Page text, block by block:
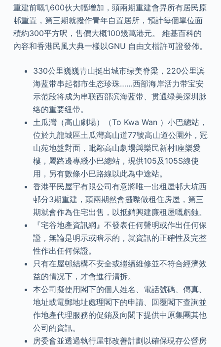
重建前嘅1,600伙大幅增加，頭兩期重建會畀所有居民原
邨重置，第三期就撥作青年自置居所，預計每個單位面
積約300平方呎，售價大概100幾萬港元。 維基百科的
內容和香港民風大典一樣以GNU 自由文檔許可證發佈。
330公里巍巍青山挺出城市绿美脊梁，220公里滨
海蓝带串起都市生态珍珠……西部海岸活力带宝安
示范段将成为串联西部滨海蓝带、贯通绿美深圳脉
络的重要纽带。
土瓜灣（高山劇場）（To Kwa Wan ）小巴總站，
位於九龍城區土瓜灣高山道77號高山道公園外，冠
山苑地盤對面，毗鄰高山劇場與樂民新村I座樂愛
樓，屬路邊專綫小巴總站，現供105及105S線使
用，另有數條小巴路線以此為中途站。
香港平民屋宇有限公司有意將唯一出租屋邨大坑西
邨分3期重建，頭兩期然會攞嚟做租住房屋，第三
期就會作為住宅出售，以抵銷興建廉租屋嘅虧蝕。
『宅谷地產資訊網』不發表任何聲明或作出任何保
證，無論是明示或暗示的，就資訊的正確性及完整
性作出任何保證。
只有在屋邨結構不安全或繼續維修並不符合經濟效
益的情况下，才會進行清拆。
本公司擬使用閣下的個人姓名、電話號碼、傳真、
地址或電郵地址處理閣下的申請、回覆閣下查詢並
作地產代理服務的促銷及向閣下提供中原集團其他
公司的資訊。
房委會並透過執行屋邨改善計劃以確保現存公營房